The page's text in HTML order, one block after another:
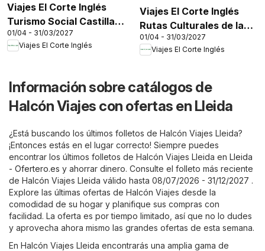
Viajes El Corte Inglés
Turismo Social Castilla
La Mancha
01/04 - 31/03/2027
Viajes El Corte Inglés
Viajes El Corte Inglés
Rutas Culturales de la
Comunidad de Madrid
01/04 - 31/03/2027
Viajes El Corte Inglés
Información sobre catálogos de
Halcón Viajes con ofertas en Lleida
¿Está buscando los últimos folletos de Halcón Viajes Lleida?
¡Entonces estás en el lugar correcto! Siempre puedes
encontrar los últimos folletos de Halcón Viajes Lleida en Lleida
- Ofertero.es y ahorrar dinero. Consulte el folleto más reciente
de Halcón Viajes Lleida válido hasta 08/07/2026 - 31/12/2027 .
Explore las últimas ofertas de Halcón Viajes desde la
comodidad de su hogar y planifique sus compras con
facilidad. La oferta es por tiempo limitado, así que no lo dudes
y aprovecha ahora mismo las grandes ofertas de esta semana.
En Halcón Viajes Lleida encontrarás una amplia gama de